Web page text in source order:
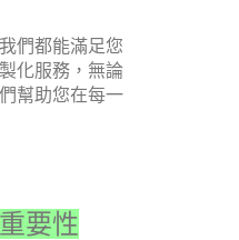
們都能滿足您
化服務，無論
幫助您在每一
要性